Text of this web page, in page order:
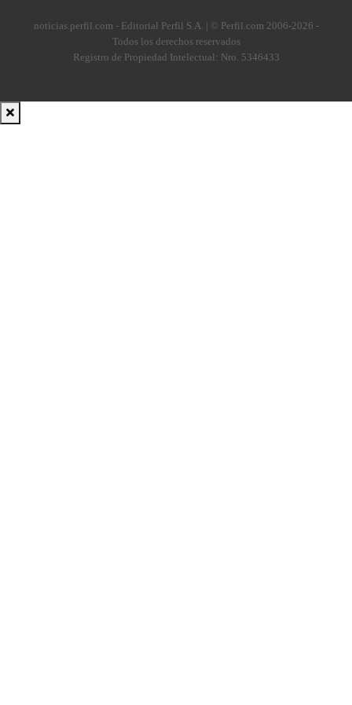
noticias.perfil.com - Editorial Perfil S.A. | © Perfil.com 2006-2026 -
Todos los derechos reservados
Registro de Propiedad Intelectual: Nro. 5346433